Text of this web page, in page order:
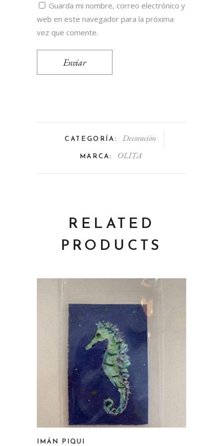
Guarda mi nombre, correo electrónico y
web en este navegador para la próxima
vez que comente.
CATEGORÍA: Decoración
MARCA: OLITA
RELATED
PRODUCTS
IMÁN PIQUI